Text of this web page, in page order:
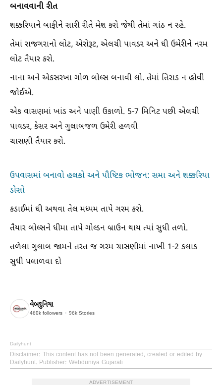
બનાવવાની રીત
શક્કરિયાને બાફીને સારી રીતે મેશ કરો જેથી તેમાં ગાંઠ ન રહે.
તેમાં રાજગરાનો લોટ, એરોરૂટ, એલચી પાવડર અને ઘી ઉમેરીને નરમ
લોટ તૈયાર કરો.
નાના અને એકસરખા ગોળ બોલ્સ બનાવી લો. તેમાં તિરાડ ન હોવી
જોઈએ.
એક વાસણમાં ખાંડ અને પાણી ઉકાળો. 5-7 મિનિટ પછી એલચી
પાવડર, કેસર અને ગુલાબજળ ઉમેરી હળવી
ચાસણી તૈયાર કરો.
ઉપવાસમાં બનાવો હલકો અને પૌષ્ટિક ભોજન: સમા અને શક્કરિયા
ડોસો
કડાઈમાં ઘી અથવા તેલ મધ્યમ તાપે ગરમ કરો.
તૈયાર બોલ્સને ધીમા તાપે ગોલ્ડન બ્રાઉન થાય ત્યાં સુધી તળો.
તળેલા ગુલાબ જામને તરત જ ગરમ ચાસણીમાં નાખી 1-2 કલાક
સુધી પલાળવા દો
વેબદુનિયા
460k followers 96k Stories
Dailyhunt
Disclaimer: This content has not been generated, created or edited by
Dailyhunt. Publisher: Webduniya Gujarati
ADVERTISEMENT